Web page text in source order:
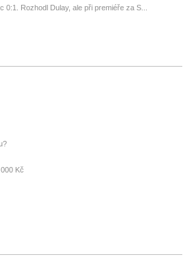
0:1. Rozhodl Dulay, ale při premiéře za S...
Kč